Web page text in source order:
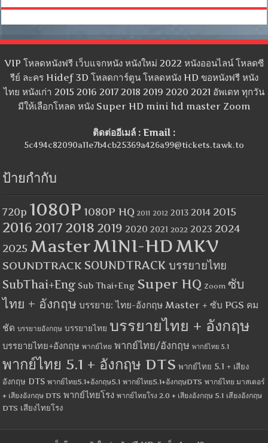
VIP โหลดหนังฟรี เว็บแจกหนัง หนังใหม่ 2022 หนังออนไลน์ โหลดซี
รีย์ ละคร Hidef 3D โหลดการ์ตูน โหลดหนัง HD ขอหนังฟรี หนัง
ไทย หนังเก่า 2015 2016 2017 2018 2019 2020 2021 อัพเดท ทุกวัน
มีให้เลือกโหลด หนัง Super HD mini hd master Zoom
ติดต่ออีเมล์ : Email :
5c494c82090a11e7b4cb25369a426a99@tickets.tawk.to
ป้ายกำกับ
720p 1080P 1080P HQ 2011 2012 2013 2014 2015
2016 2017 2018 2019 2020 2021 2022 2023 2024
2025 MasterMINI-HDMKV
SOUNDTRACK SOUNDTRACK บรรยายไทย
SubThai+Eng Sub Thai+Eng Super HQ Zoom ซับ
ไทย + อังกฤษ บรรยาย: ไทย-อังกฤษ Master + ซับ PGS คม
ชัด บรรยายอังกฤษ บรรยายไทย บรรยายไทย + อังกฤษ
บรรยายไทย+อังกฤษ พากย์ไทย พากย์ไทย/อังกฤษ พากย์ไทย 5.1
พากย์ไทย 5.1 + อังกฤษ DTS พากย์ไทย 5.1 + เสียง
อังกฤษ DTS พากย์ไทย5.1+อังกฤษ5.1 พากย์ไทย5.1+อังกฤษDTS พากย์ไทย มาสเตอร์
+ เสียงอังกฤษ DTS พากย์ไทยโรง พากย์ไทยโรง 2.0 + เสียงอังกฤษ 5.1 เสียงอังกฤษ
DTS เสียงไทยโรง